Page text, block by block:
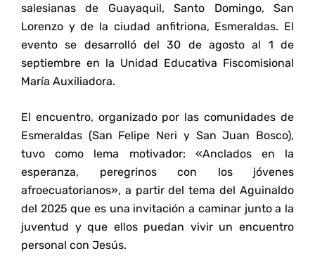
salesianas de Guayaquil, Santo Domingo, San
Lorenzo y de la ciudad anfitriona, Esmeraldas. El
evento se desarrolló del 30 de agosto al 1 de
septiembre en la Unidad Educativa Fiscomisional
María Auxiliadora.
El encuentro, organizado por las comunidades de
Esmeraldas (San Felipe Neri y San Juan Bosco),
tuvo como lema motivador: «Anclados en la
esperanza, peregrinos con los jóvenes
afroecuatorianos», a partir del tema del Aguinaldo
del 2025 que es una invitación a caminar junto a la
juventud y que ellos puedan vivir un encuentro
personal con Jesús.